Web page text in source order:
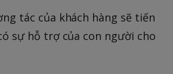
tác của khách hàng sẽ tiến
sự hỗ trợ của con người cho